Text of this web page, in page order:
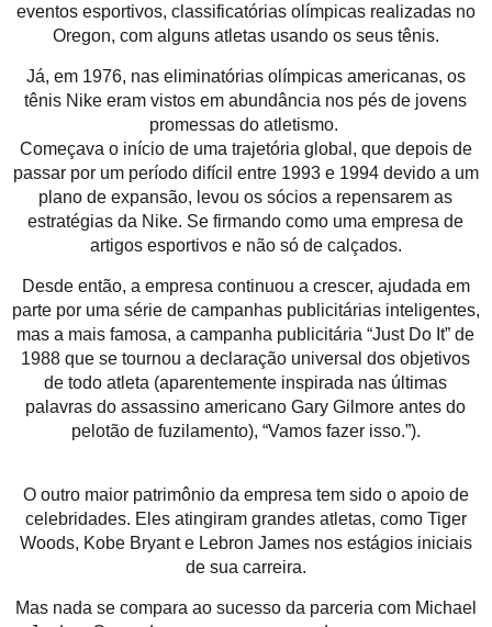
eventos esportivos, classificatórias olímpicas realizadas no
Oregon, com alguns atletas usando os seus tênis.
Já, em 1976, nas eliminatórias olímpicas americanas, os
tênis Nike eram vistos em abundância nos pés de jovens
promessas do atletismo.
Começava o início de uma trajetória global, que depois de
passar por um período difícil entre 1993 e 1994 devido a um
plano de expansão, levou os sócios a repensarem as
estratégias da Nike. Se firmando como uma empresa de
artigos esportivos e não só de calçados.
Desde então, a empresa continuou a crescer, ajudada em
parte por uma série de campanhas publicitárias inteligentes,
mas a mais famosa, a campanha publicitária “Just Do It” de
1988 que se tournou a declaração universal dos objetivos
de todo atleta (aparentemente inspirada nas últimas
palavras do assassino americano Gary Gilmore antes do
pelotão de fuzilamento), “Vamos fazer isso.”).
O outro maior patrimônio da empresa tem sido o apoio de
celebridades. Eles atingiram grandes atletas, como Tiger
Woods, Kobe Bryant e Lebron James nos estágios iniciais
de sua carreira.
Mas nada se compara ao sucesso da parceria com Michael